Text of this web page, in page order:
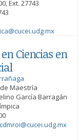
Ext. 27743
Ciencias en
Maestría
García Barragán
cdmroi@cucei.udg.mx